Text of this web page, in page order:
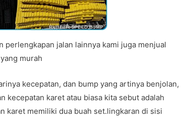
perlengkapan jalan lainnya kami juga menjual
murah
kecepatan, dan bump yang artinya benjolan,
kecepatan karet atau biasa kita sebut adalah
karet memiliki dua buah set.lingkaran di sisi